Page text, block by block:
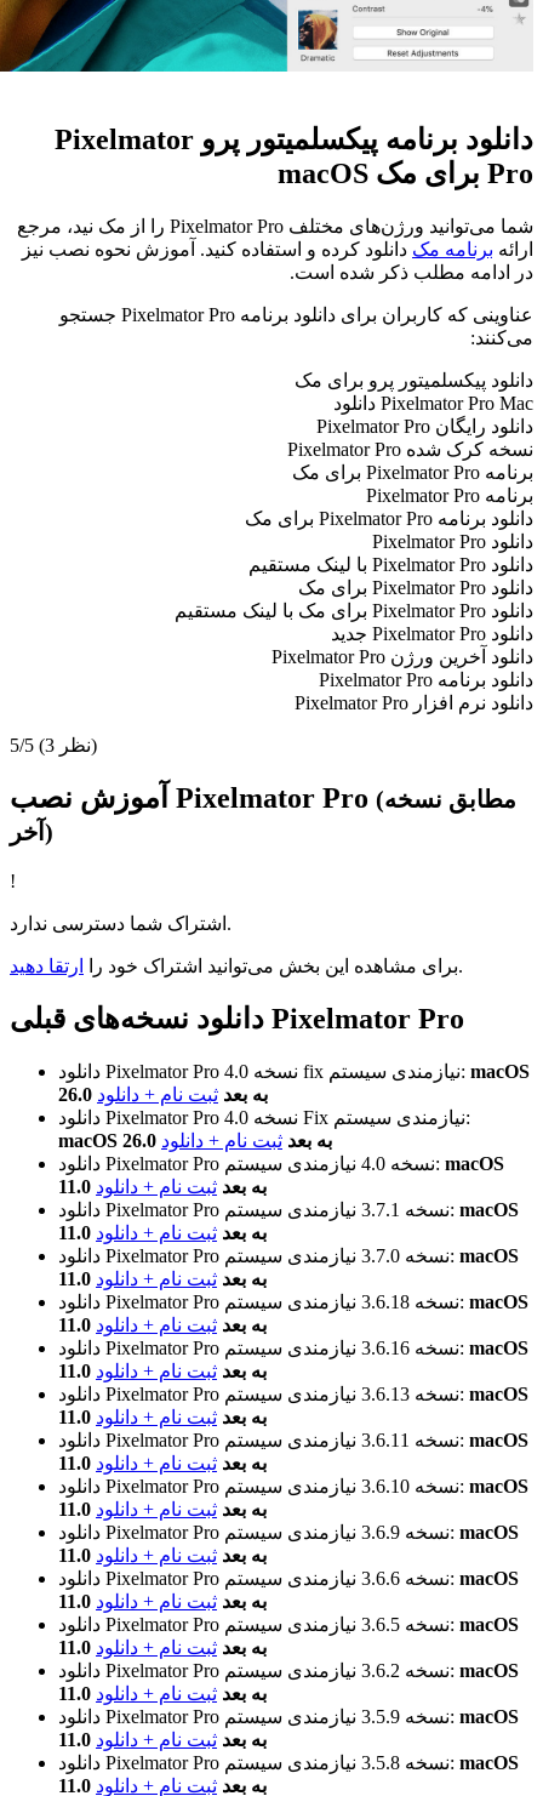
دانلود برنامه پیکسلمیتور پرو Pixelmator
Pro برای مک macOS
شما می‌توانید ورژن‌های مختلف Pixelmator Pro را از مک نید، مرجع
ارائه برنامه مک دانلود کرده و استفاده کنید. آموزش نحوه نصب نیز
در ادامه مطلب ذکر شده است.
عناوینی که کاربران برای دانلود برنامه Pixelmator Pro جستجو
می‌کنند:
دانلود پیکسلمیتور پرو برای مک
Pixelmator Pro Mac دانلود
دانلود رایگان Pixelmator Pro
نسخه کرک شده Pixelmator Pro
برنامه Pixelmator Pro برای مک
برنامه Pixelmator Pro
دانلود برنامه Pixelmator Pro برای مک
دانلود Pixelmator Pro
دانلود Pixelmator Pro با لینک مستقیم
دانلود Pixelmator Pro برای مک
دانلود Pixelmator Pro برای مک با لینک مستقیم
دانلود Pixelmator Pro جدید
دانلود آخرین ورژن Pixelmator Pro
دانلود برنامه Pixelmator Pro
دانلود نرم افزار Pixelmator Pro
5/5 (3 نظر)
آموزش نصب Pixelmator Pro (مطابق نسخه
آخر)
!
اشتراک شما دسترسی ندارد.
برای مشاهده این بخش می‌توانید اشتراک خود را ارتقا دهید .
دانلود نسخه‌های قبلی Pixelmator Pro
دانلود Pixelmator Pro نسخه 4.0 fix نیازمندی سیستم: macOS
26.0 به بعد ثبت نام + دانلود
دانلود Pixelmator Pro
نسخه 4.0 Fix
نیازمندی سیستم:
macOS 26.0 به بعد ثبت نام + دانلود
دانلود Pixelmator Pro
نسخه 4.0نیازمندی سیستم: macOS
11.0 به بعد ثبت نام + دانلود
دانلود Pixelmator Pro
نسخه 3.7.1نیازمندی سیستم: macOS
11.0 به بعد ثبت نام + دانلود
دانلود Pixelmator Pro
نسخه 3.7.0نیازمندی سیستم: macOS
11.0 به بعد ثبت نام + دانلود
دانلود Pixelmator Pro
نسخه 3.6.18نیازمندی سیستم: macOS
11.0 به بعد ثبت نام + دانلود
دانلود Pixelmator Pro
نسخه 3.6.16نیازمندی سیستم: macOS
11.0 به بعد ثبت نام + دانلود
دانلود Pixelmator Pro
نسخه 3.6.13نیازمندی سیستم: macOS
11.0 به بعد ثبت نام + دانلود
دانلود Pixelmator Pro
نسخه 3.6.11نیازمندی سیستم: macOS
11.0 به بعد ثبت نام + دانلود
دانلود Pixelmator Pro
نسخه 3.6.10نیازمندی سیستم: macOS
11.0 به بعد ثبت نام + دانلود
دانلود Pixelmator Pro
نسخه 3.6.9نیازمندی سیستم: macOS
11.0 به بعد ثبت نام + دانلود
دانلود Pixelmator Pro
نسخه 3.6.6نیازمندی سیستم: macOS
11.0 به بعد ثبت نام + دانلود
دانلود Pixelmator Pro
نسخه 3.6.5نیازمندی سیستم: macOS
11.0 به بعد ثبت نام + دانلود
دانلود Pixelmator Pro
نسخه 3.6.2نیازمندی سیستم: macOS
11.0 به بعد ثبت نام + دانلود
دانلود Pixelmator Pro
نسخه 3.5.9نیازمندی سیستم: macOS
11.0 به بعد ثبت نام + دانلود
دانلود Pixelmator Pro
نسخه 3.5.8نیازمندی سیستم: macOS
11.0 به بعد ثبت نام + دانلود